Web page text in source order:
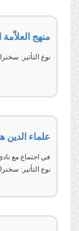
منهج
نوع التأثير:
في اجتماع مع نادي
نوع التأثير: